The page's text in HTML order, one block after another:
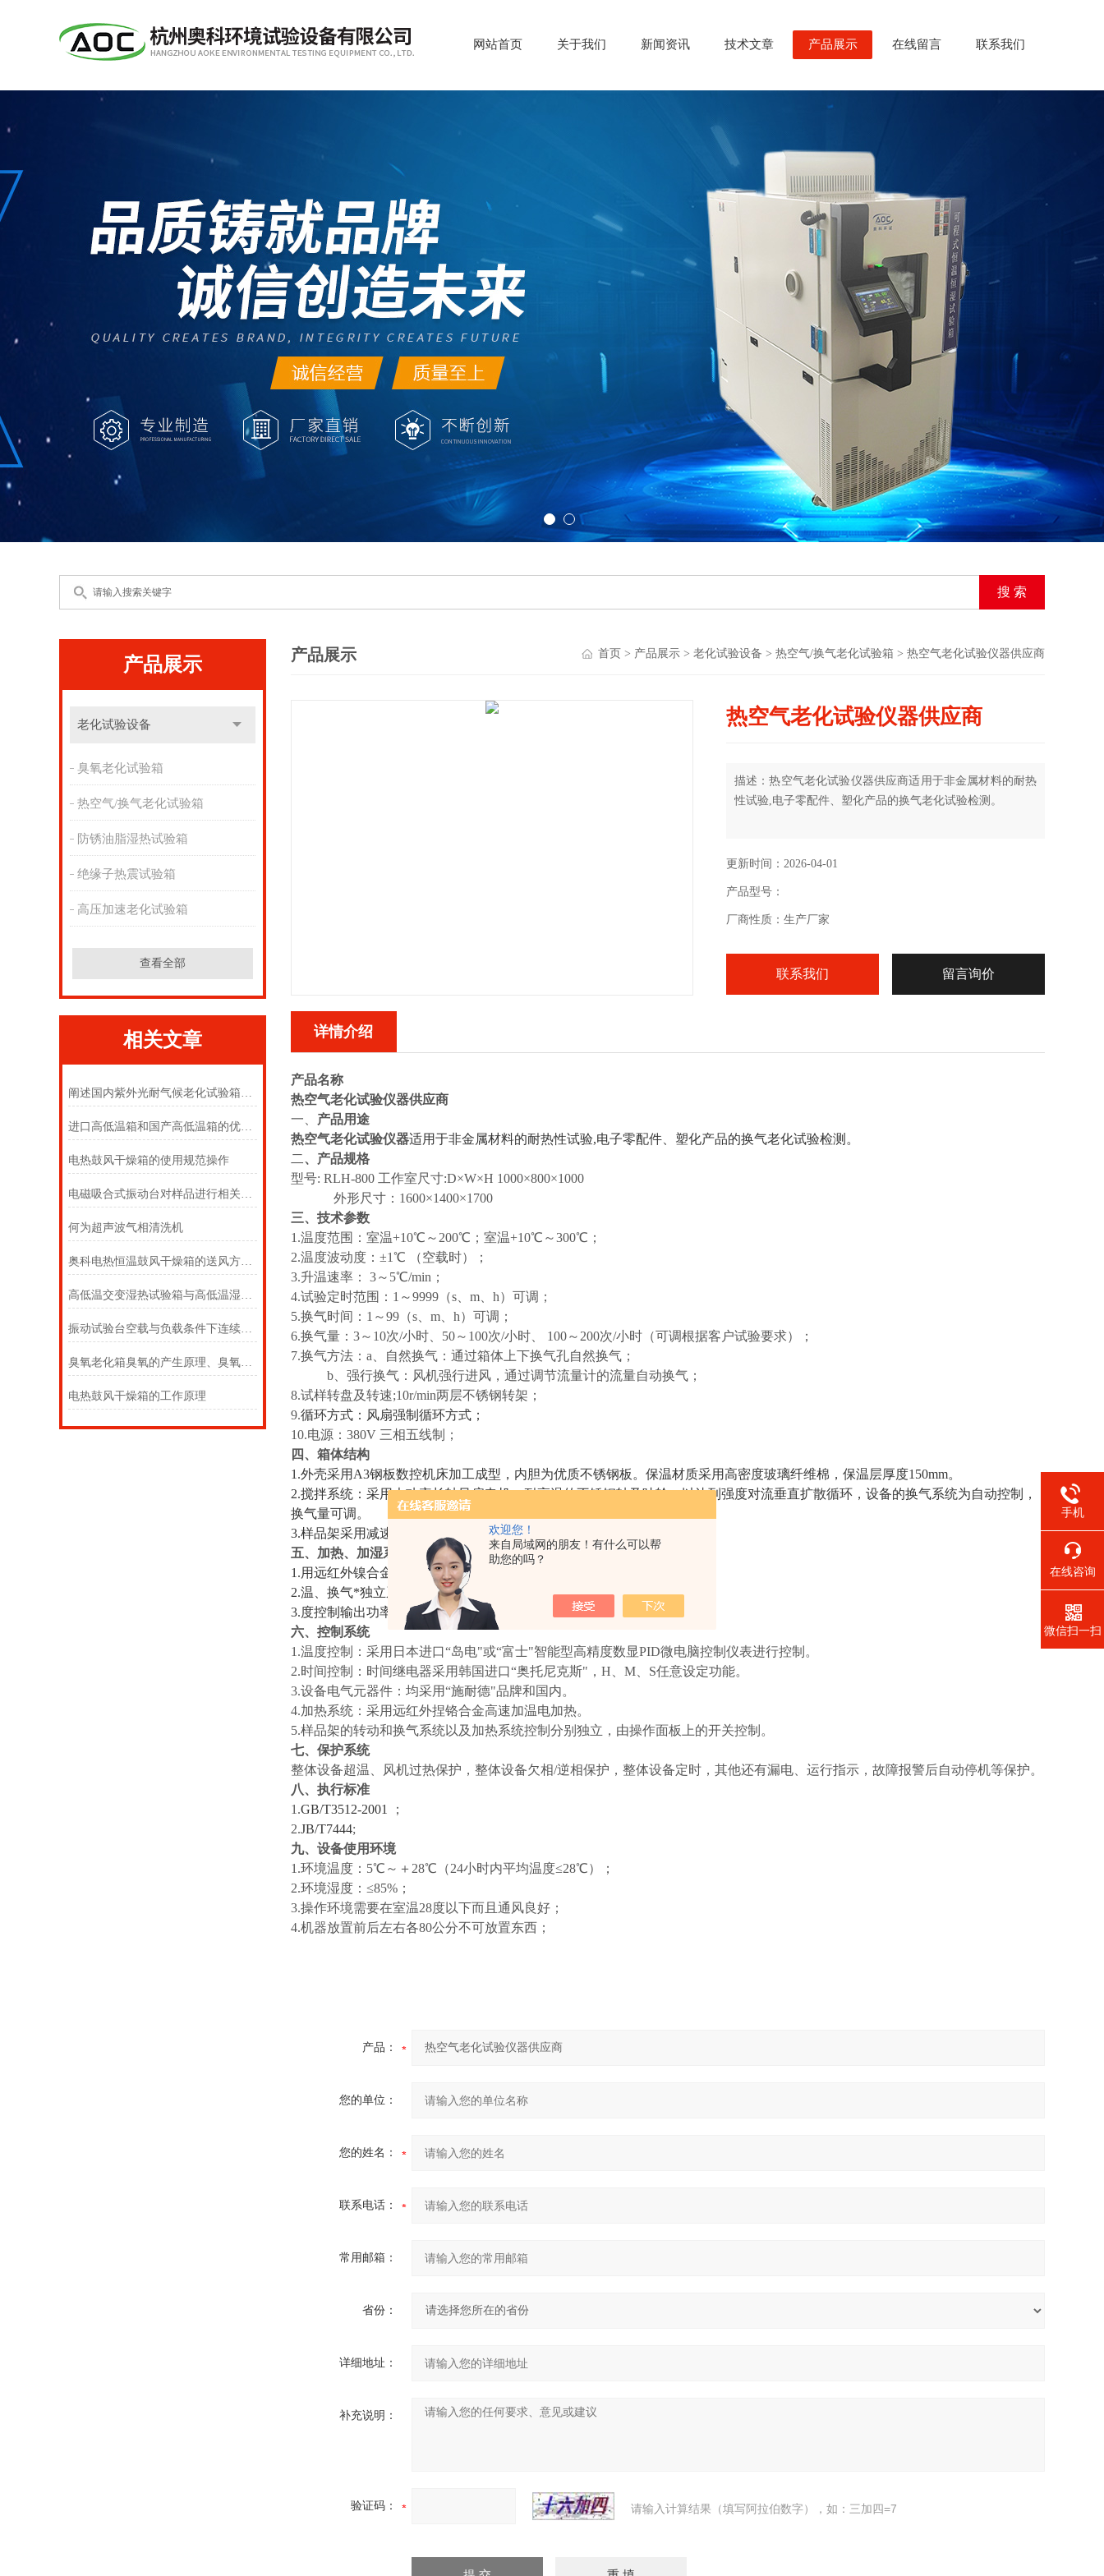
欢迎您！
来自局域网的朋友！有什么可以帮
助您的吗？
网站首页 关于我们 新闻资讯 技术文章 产品展示 在线留言 联系我们
产品展示
老化试验设备
臭氧老化试验箱
热空气/换气老化试验箱
防锈油脂湿热试验箱
绝缘子热震试验箱
高压加速老化试验箱
查看全部
相关文章
阐述国内紫外光耐气候老化试验箱与市场的分析
进口高低温箱和国产高低温箱的优缺点
电热鼓风干燥箱的使用规范操作
电磁吸合式振动台对样品进行相关振动的试验
何为超声波气相清洗机
奥科电热恒温鼓风干燥箱的送风方式？
高低温交变湿热试验箱与高低温湿热试验箱有什么区别？？
振动试验台空载与负载条件下连续工作时间的检定方法
臭氧老化箱臭氧的产生原理、臭氧浓度检测方法
电热鼓风干燥箱的工作原理
产品展示 首页 > 产品展示 > 老化试验设备 > 热空气/换气老化试验箱 > 热空气老化试验仪器供应商
热空气老化试验仪器供应商
描述：热空气老化试验仪器供应商适用于非金属材料的耐热
性试验,电子零配件、塑化产品的换气老化试验检测。
更新时间：2026-04-01
产品型号：
厂商性质：生产厂家
联系我们 留言询价
详情介绍
产品名称
热空气老化试验仪器供应商
一、 产品用途
热空气老化试验仪器适用于非金属材料的耐热性试验,电子零配件、塑化产品的换气老化试验检测。
二、 产品规格
型号: RLH-800 工作室尺寸:D×W×H 1000×800×1000
外形尺寸：1600×1400×1700
三、技术参数
1.温度范围：室温+10℃～200℃；室温+10℃～300℃；
2.温度波动度：±1℃ （空载时）；
3.升温速率： 3～5℃/min；
4.试验定时范围：1～9999（s、m、h）可调；
5.换气时间：1～99（s、m、h）可调；
6.换气量：3～10次/小时、50～100次/小时、 100～200次/小时（可调根据客户试验要求）；
7.换气方法：a、自然换气：通过箱体上下换气孔自然换气；
b、强行换气：风机强行进风，通过调节流量计的流量自动换气；
8.试样转盘及转速;10r/min两层不锈钢转架；
9.循环方式：风扇强制循环方式；
10.电源：380V 三相五线制；
四、箱体结构
1.外壳采用 A3钢板数控机床加工成型，内胆为优质不锈钢板。保温材质采用高密度玻璃纤维棉，保温层厚度150mm。
2.搅拌系统：采用大功率长轴风扇电机，耐高温的不锈钢轴及叶轮，以达到强度对流垂直扩散循环，设备的换气系统为自动控制，
换气量可调。
3.样品架采用减速电机驱动，可以旋转。
五、加热、加湿系统
1.用远红外镍合金高速加温电热丝
2.温、换气*独立系统
3.度控制输出功率均由微电脑演算，以达高精度及高效率之用电效益
六、控制系统
1.温度控制：采用日本进口“岛电"或“富士"智能型高精度数显PID微电脑控制仪表进行控制。
2.时间控制：时间继电器采用韩国进口“奥托尼克斯"，H、M、S任意设定功能。
3.设备电气元器件：均采用“施耐德"品牌和国内。
4.加热系统：采用远红外捏铬合金高速加温电加热。
5.样品架的转动和换气系统以及加热系统控制分别独立，由操作面板上的开关控制。
七、保护系统
整体设备超温、风机过热保护，整体设备欠相/逆相保护，整体设备定时，其他还有漏电、运行指示，故障报警后自动停机等保护。
八、执行标准
1.GB/T3512-2001
；
2.JB/T7444;
九、设备使用环境
1.环境温度：5℃～＋28℃（24小时内平均温度≤28℃）；
2.环境湿度：≤85%；
3.操作环境需要在室温28度以下而且通风良好；
4.机器放置前后左右各80公分不可放置东西；
产品：
您的单位：
您的姓名：
联系电话：
常用邮箱：
省份：
详细地址：
补充说明：
验证码： 请输入计算结果（填写阿拉伯数字），如：三加四=7
手机
在线咨询
微信扫一扫